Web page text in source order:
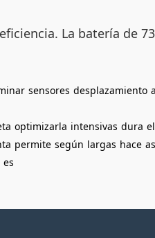
La batería de
sensores desplazamiento
optimizarla intensivas dura
permite según largas hace
es